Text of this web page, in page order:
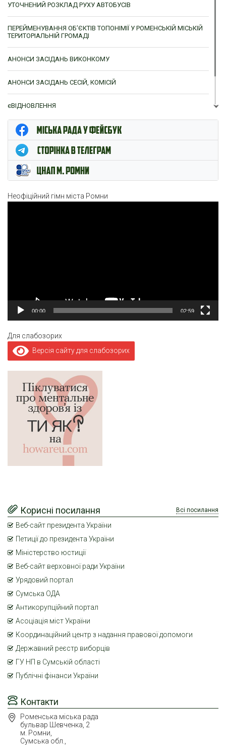
УТОЧНЕНИЙ РОЗКЛАД РУХУ АВТОБУСІВ
ПЕРЕЙМЕНУВАННЯ ОБ’ЄКТІВ ТОПОНІМІЇ У РОМЕНСЬКІЙ МІСЬКІЙ
ТЕРИТОРІАЛЬНІЙ ГРОМАДІ
АНОНСИ ЗАСІДАНЬ ВИКОНКОМУ
АНОНСИ ЗАСІДАНЬ СЕСІЙ, КОМІСІЙ
єВІДНОВЛЕННЯ
ЦНАП м. Ромни
Неофіційний гімн міста Ромни
00:00 02:59
Для слабозорих
Версія сайту для слабозорих
Контакти
Роменська міська рада
бульвар Шевченка, 2
м. Ромни,
Сумська обл.,
Корисні посилання Всі посилання
Веб-сайт президента України
Петиції до президента України
Міністерство юстиції
Веб-сайт верховної ради України
Урядовий портал
Сумська ОДА
Антикорупційний портал
Асоціація міст України
Координаційний центр з надання правової допомоги
Державний реєстр виборців
ГУ НП в Сумській області
Публічні фінанси України